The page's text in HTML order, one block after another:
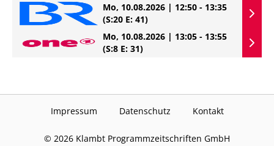
Mo, 10.08.2026 | 12:50 - 13:35
(S:20 E: 41)
Mo, 10.08.2026 | 13:05 - 13:55
(S:8 E: 31)
Impressum Datenschutz Kontakt
© 2026 Klambt Programmzeitschriften GmbH